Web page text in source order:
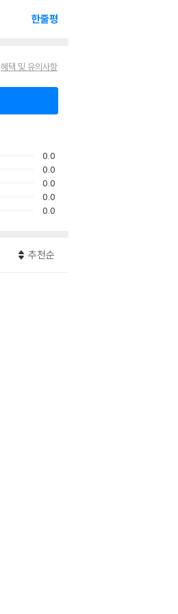
한줄평
혜택 및 유의사항
0.0
0.0
0.0
0.0
0.0
추천순